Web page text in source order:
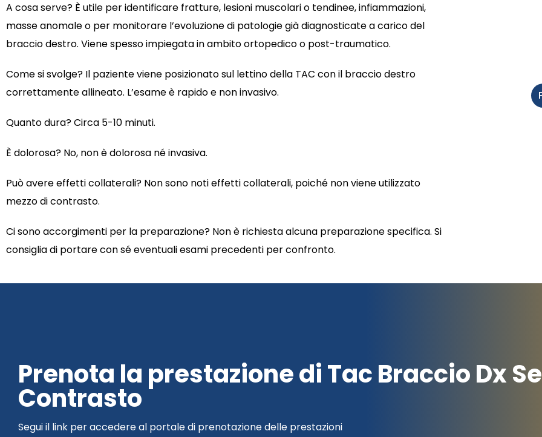
A cosa serve? È utile per identificare fratture, lesioni muscolari o tendinee, infiammazioni,
masse anomale o per monitorare l’evoluzione di patologie già diagnosticate a carico del
braccio destro. Viene spesso impiegata in ambito ortopedico o post-traumatico.
Come si svolge? Il paziente viene posizionato sul lettino della TAC con il braccio destro
correttamente allineato. L’esame è rapido e non invasivo.
Quanto dura? Circa 5-10 minuti.
È dolorosa? No, non è dolorosa né invasiva.
Può avere effetti collaterali? Non sono noti effetti collaterali, poiché non viene utilizzato
mezzo di contrasto.
Ci sono accorgimenti per la preparazione? Non è richiesta alcuna preparazione specifica. Si
consiglia di portare con sé eventuali esami precedenti per confronto.
Prenota la prestazione di Tac Braccio Dx
Contrasto
Segui il link per accedere al portale di prenotazione delle prestazioni